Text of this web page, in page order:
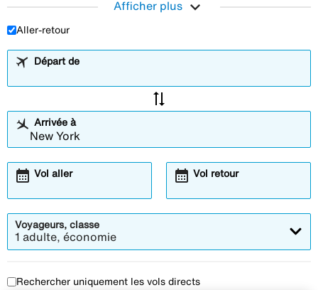
étendue de voyages en avion à destination du monde
entier.Trouver rapidement des vols pas chers pour New
Afficher plus expand_more
Aller-retour
Départ de
sync_alt
Arrivée à
Vol aller
calendar_month Vol retour
calendar_month
Voyageurs, classe
1 adulte, économie
Rechercher uniquement les vols directs